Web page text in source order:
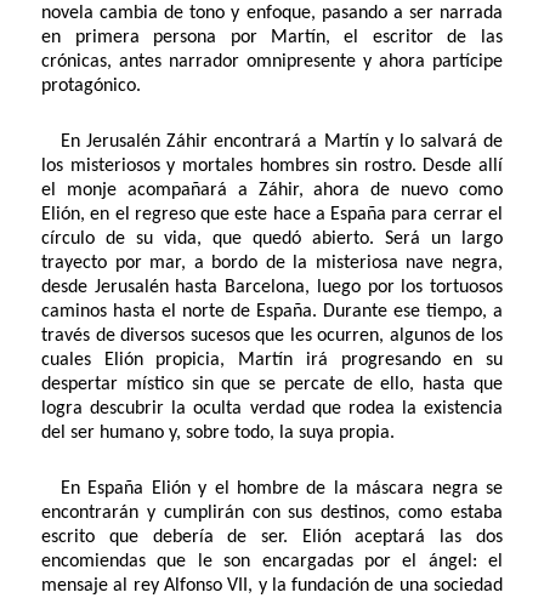
novela cambia de tono y enfoque, pasando a ser narrada
en primera persona por Martín, el escritor de las
crónicas, antes narrador omnipresente y ahora partícipe
protagónico.
En Jerusalén Záhir encontrará a Martín y lo salvará de
los misteriosos y mortales hombres sin rostro. Desde allí
el monje acompañará a Záhir, ahora de nuevo como
Elión, en el regreso que este hace a España para cerrar el
círculo de su vida, que quedó abierto. Será un largo
trayecto por mar, a bordo de la misteriosa nave negra,
desde Jerusalén hasta Barcelona, luego por los tortuosos
caminos hasta el norte de España. Durante ese tiempo, a
través de diversos sucesos que les ocurren, algunos de los
cuales Elión propicia, Martín irá progresando en su
despertar místico sin que se percate de ello, hasta que
logra descubrir la oculta verdad que rodea la existencia
del ser humano y, sobre todo, la suya propia.
En España Elión y el hombre de la máscara negra se
encontrarán y cumplirán con sus destinos, como estaba
escrito que debería de ser. Elión aceptará las dos
encomiendas que le son encargadas por el ángel: el
mensaje al rey Alfonso VII, y la fundación de una sociedad